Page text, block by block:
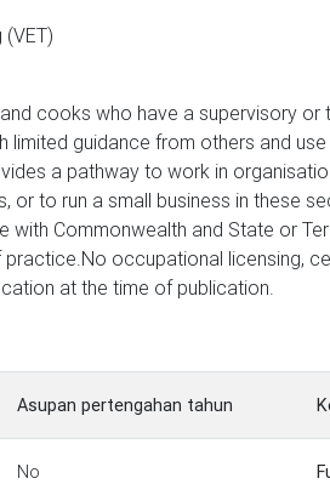
cooks who have a supervisory or
limited guidance from others and
a pathway to work in
to run a small business in these
Commonwealth and State or
occupational licensing,
at the time of publication.
Asupan pertengahan tahun
No